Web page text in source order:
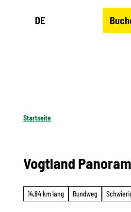
DE
Startseite
Vogtland
14,84 km lang Rundweg